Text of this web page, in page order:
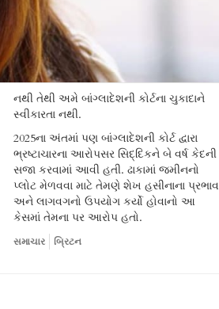
નથી તેથી અમે બાંગ્લાદેશની કોર્ટના ચુકાદાને
સ્વીકારતા નથી.
2025ના અંતમાં પણ બાંગ્લાદેશની કોર્ટ દ્વારા
ભ્રષ્ટાચારના આરોપસર સિદ્દિકને બે વર્ષ કેદની
સજા કરવામાં આવી હતી. ઢાકામાં જમીનનો
પ્લોટ મેળવવા માટે તેમણે શેખ હસીનાના પ્રભાવ
અને લાગવગનો ઉપયોગ કર્યો હોવાનો આ
કેસમાં તેમના પર આરોપ હતો.
સમાચાર બ્રિટન